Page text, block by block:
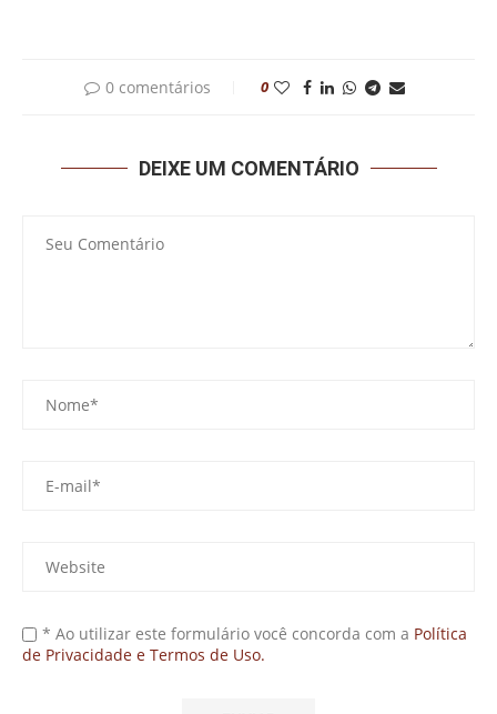
0 comentários 0
DEIXE UM COMENTÁRIO
* Ao utilizar este formulário você concorda com a Política
de Privacidade e Termos de Uso.